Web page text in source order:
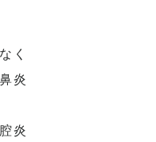
く
炎
炎